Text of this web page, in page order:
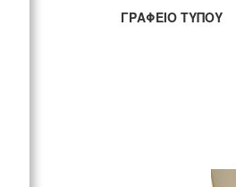
ΓΡΑΦΕΙΟ ΤΥΠΟΥ